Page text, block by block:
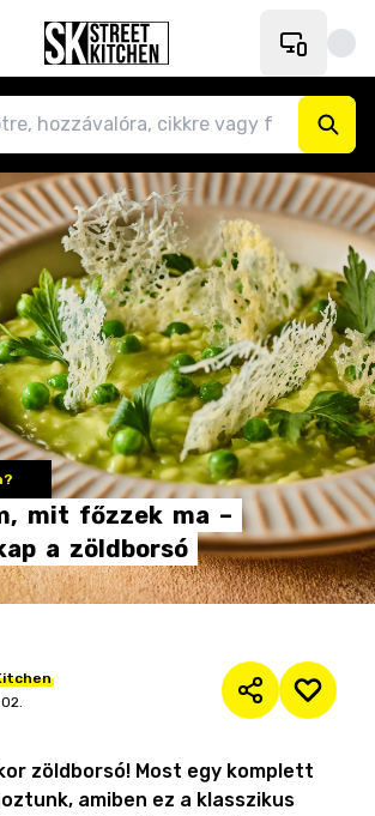
mit főzzek ma –
a zöldborsó
zöldborsó! Most egy komplett
amiben ez a klasszikus